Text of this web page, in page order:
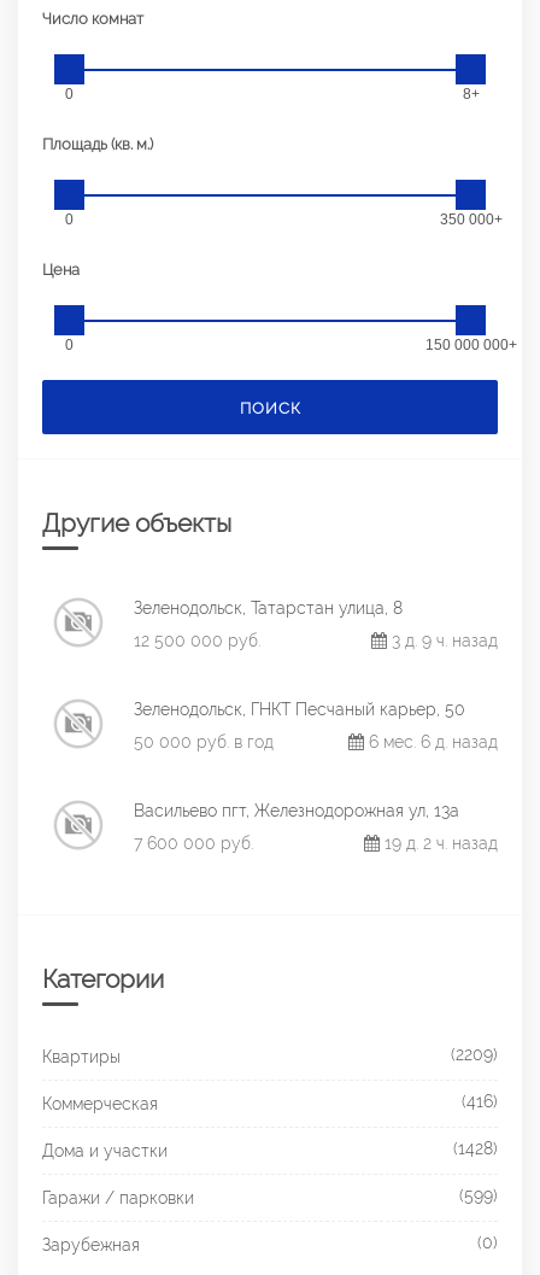
Число комнат
0 8+
Площадь (кв. м.)
0 350 000+
Цена
0 150 000 000+
ПОИСК
Другие объекты
Зеленодольск, Татарстан улица, 8
12 500 000 руб.
3 д. 9 ч. назад
Зеленодольск, ГНКТ Песчаный карьер, 50
50 000 руб. в год
6 мес. 6 д. назад
Васильево пгт, Железнодорожная ул, 13а
7 600 000 руб.
19 д. 2 ч. назад
Категории
Квартиры (2209)
Коммерческая (416)
Дома и участки (1428)
Гаражи / парковки (599)
Зарубежная (0)